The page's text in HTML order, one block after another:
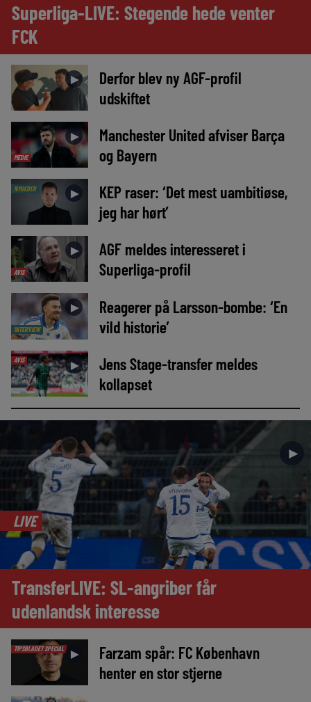
Superliga-LIVE: Stegende hede venter
FCK
►
Derfor blev ny AGF-profil
udskiftet
MEDIE
►
Manchester United afviser Barça
og Bayern
NYHEDER ►
KEP raser: ‘Det mest uambitiøse,
jeg har hørt’
AVIS
►
AGF meldes interesseret i
Superliga-profil
INTERVIEW
►
Reagerer på Larsson-bombe: ‘En
vild historie’
AVIS ►
Jens Stage-transfer meldes
kollapset
►
LIVE
TransferLIVE: SL-angriber får
udenlandsk interesse
TIPSBLADET SPECIAL ►
Farzam spår: FC København
henter en stor stjerne